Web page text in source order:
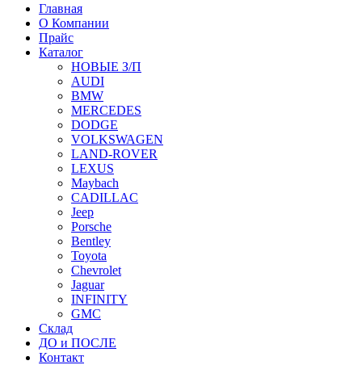
Главная
О Компании
Прайс
Каталог
НОВЫЕ З/П
AUDI
BMW
MERCEDES
DODGE
VOLKSWAGEN
LAND-ROVER
LEXUS
Maybach
CADILLAC
Jeep
Porsche
Bentley
Toyota
Chevrolet
Jaguar
INFINITY
GMC
Склад
ДО и ПОСЛЕ
Контакт